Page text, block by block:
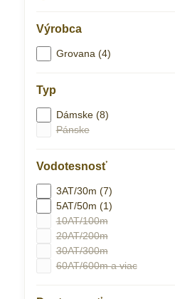
Výrobca
Grovana (4)
Typ
Dámske (8)
Pánske
Vodotesnosť
3AT/30m (7)
5AT/50m (1)
10AT/100m
20AT/200m
30AT/300m
60AT/600m a viac